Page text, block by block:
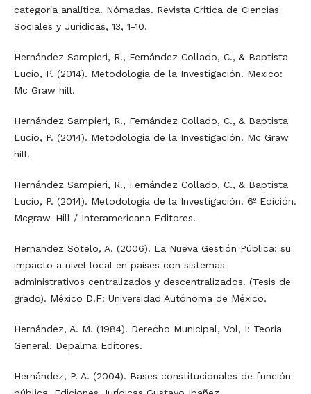
categoría analítica. Nómadas. Revista Crítica de Ciencias
Sociales y Jurídicas, 13, 1-10.
Hernández Sampieri, R., Fernández Collado, C., & Baptista
Lucio, P. (2014). Metodología de la Investigación. Mexico:
Mc Graw hill.
Hernández Sampieri, R., Fernández Collado, C., & Baptista
Lucio, P. (2014). Metodología de la Investigación. Mc Graw
hill.
Hernández Sampieri, R., Fernández Collado, C., & Baptista
Lucio, P. (2014). Metodología de la Investigación. 6º Edición.
Mcgraw-Hill / Interamericana Editores.
Hernandez Sotelo, A. (2006). La Nueva Gestión Pública: su
impacto a nivel local en paises con sistemas
administrativos centralizados y descentralizados. (Tesis de
grado). México D.F: Universidad Autónoma de México.
Hernández, A. M. (1984). Derecho Municipal, Vol, I: Teoría
General. Depalma Editores.
Hernández, P. A. (2004). Bases constitucionales de función